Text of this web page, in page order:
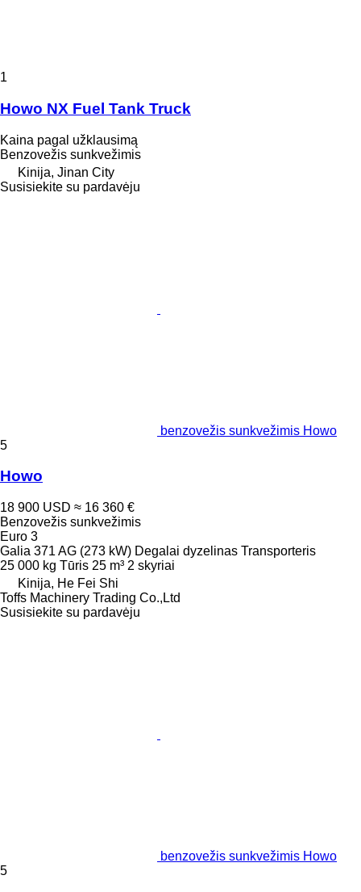
1
Howo NX Fuel Tank Truck
Kaina pagal užklausimą
Benzovežis sunkvežimis
Kinija, Jinan City
Susisiekite su pardavėju
benzovežis sunkvežimis Howo
5
Howo
18 900 USD ≈ 16 360 €
Benzovežis sunkvežimis
Euro 3
Galia 371 AG (273 kW) Degalai dyzelinas Transporteris
25 000 kg Tūris 25 m³ 2 skyriai
Kinija, He Fei Shi
Toffs Machinery Trading Co.,Ltd
Susisiekite su pardavėju
benzovežis sunkvežimis Howo
5